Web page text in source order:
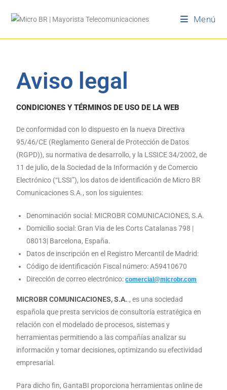
Menú
Aviso legal
CONDICIONES Y TÉRMINOS DE USO DE LA WEB
De conformidad con lo dispuesto en la nueva Directiva
95/46/CE (Reglamento General de Protección de Datos
(RGPD)), su normativa de desarrollo, y la LSSICE 34/2002, de
11 de julio, de la Sociedad de la Información y de Comercio
Electrónico (“LSSI”), los datos de identificación de Micro BR
Comunicaciones S.A., son los siguientes:
Denominación social: MICROBR COMUNICACIONES, S.A.
Domicilio social: Gran Via de les Corts Catalanas 798 |
08013| Barcelona, España.
Datos de inscripción en el Registro Mercantil de Madrid:
Código de identificación Fiscal número: A59410670
Dirección de correo electrónico:comercial@microbr.com
MICROBR COMUNICACIONES, S.A.., es una sociedad
española que presta servicios de consultoría estratégica en
relación con el modelado de procesos, sistemas y
herramientas permitiendo a las compañías analizar su
información y tomar decisiones, optimizando su efectividad
empresarial.
Para dicho fin, GantaBI proporciona herramientas online de